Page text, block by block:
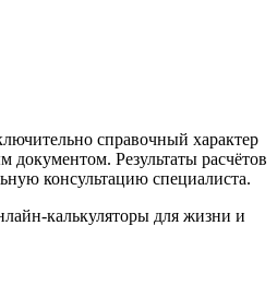
справочный характер
Результаты расчётов
консультацию специалиста.
калькуляторы для жизни и